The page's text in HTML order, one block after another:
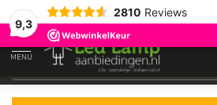
9,3
2810 Reviews
Gegarandeerde delaagste prijs
MENU